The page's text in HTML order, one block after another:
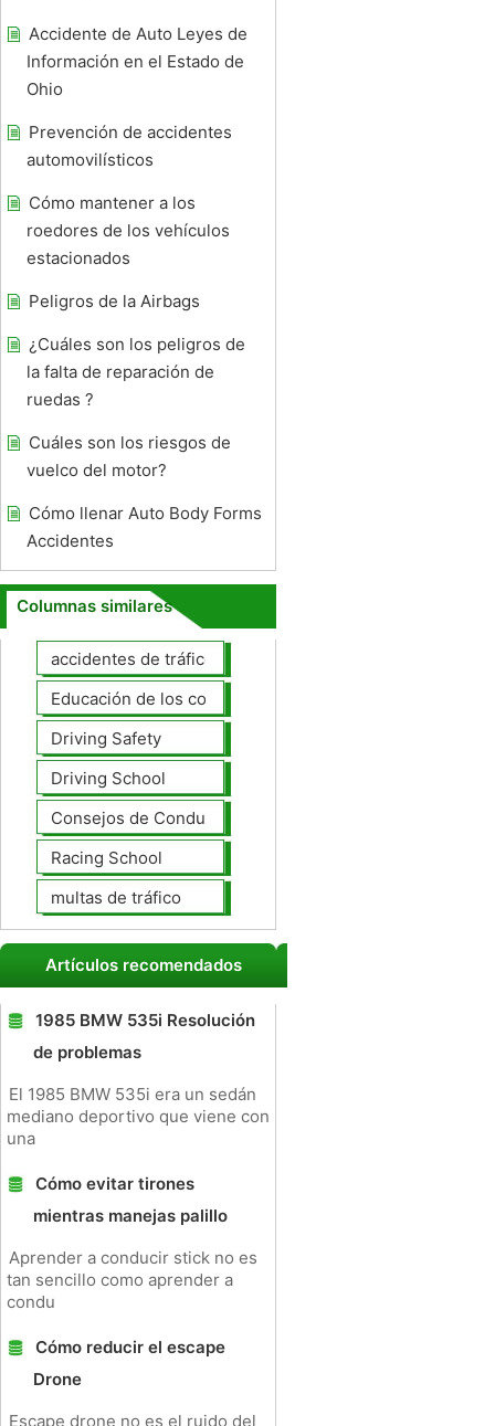
Accidente de Auto Leyes de
Información en el Estado de
Ohio
Prevención de accidentes
automovilísticos
Cómo mantener a los
roedores de los vehículos
estacionados
Peligros de la Airbags
¿Cuáles son los peligros de
la falta de reparación de
ruedas ?
Cuáles son los riesgos de
vuelco del motor?
Cómo llenar Auto Body Forms
Accidentes
Columnas similares
accidentes de tráfico
Educación de los conductores
Driving Safety
Driving School
Consejos de Conducción
Racing School
multas de tráfico
Artículos recomendados
1985 BMW 535i Resolución
de problemas
El 1985 BMW 535i era un sedán
mediano deportivo que viene con
una
Cómo evitar tirones
mientras manejas palillo
Aprender a conducir stick no es
tan sencillo como aprender a
condu
Cómo reducir el escape
Drone
Escape drone no es el ruido del